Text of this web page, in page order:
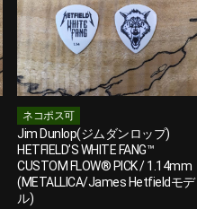
ネコポス可
Jim Dunlop(ジムダンロップ)
HETFIELD’S WHITE FANG™
CUSTOM FLOW® PICK / 1.14mm
(METALLICA/James Hetfieldモデ
ル)